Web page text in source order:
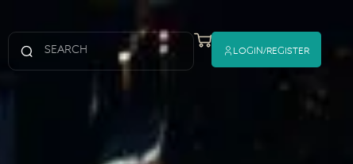
Login/register